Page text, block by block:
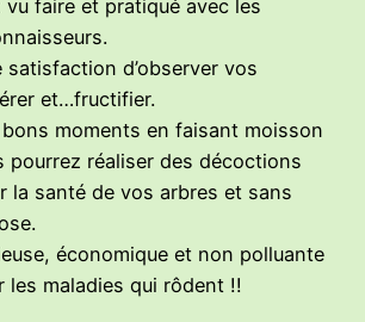
vu faire et pratiqué avec les
satisfaction d’observer vos
et…fructifier.
moments en faisant moisson
pourrez réaliser des décoctions
la santé de vos arbres et sans
économique et non polluante
les maladies qui rôdent !!